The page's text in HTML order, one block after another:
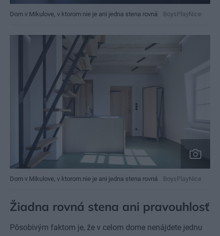
Dom v Mikulove, v ktorom nie je ani jedna stena rovná BoysPlayNice
Dom v Mikulove, v ktorom nie je ani jedna stena rovná BoysPlayNice
Žiadna rovná stena ani pravouhlosť
Pôsobivým faktom je, že v celom dome nenájdete jednu